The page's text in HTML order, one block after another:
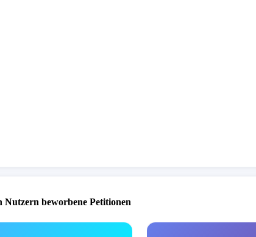
Nutzern beworbene Petitionen